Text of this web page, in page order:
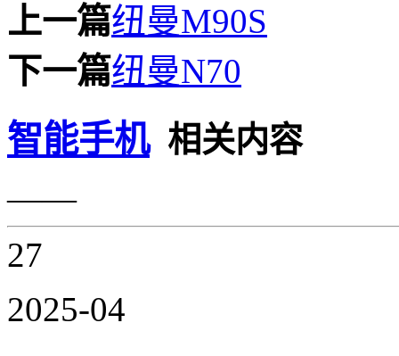
上一篇纽曼M90S
下一篇纽曼N70
智能手机 相关内容
——
27
2025-04